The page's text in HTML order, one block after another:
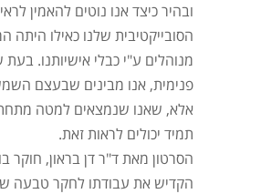
ובהיר כיצד אנו נוטים להאמין
הסובייקטיבית שלנו כאילו היתה
מנוהלים ע"י כבלי אישיותנו.
פנימית, אנו מבינים שבעצם
אלא, שאנו שנמצאים למטה
תמיד יכולים לראות זאת.
הסרטון מאת ד"ר דן בראון, חוקר
הקדיש את עבודתו לחקר טבעה